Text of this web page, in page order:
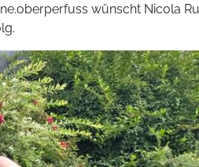
wünscht Nicola